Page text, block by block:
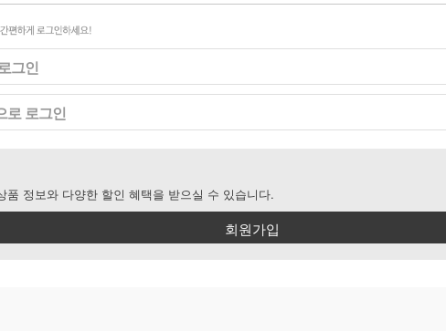
그인
로 로그인
품 정보와 다양한 할인 혜택을 받으실 수 있습니다.
회원가입